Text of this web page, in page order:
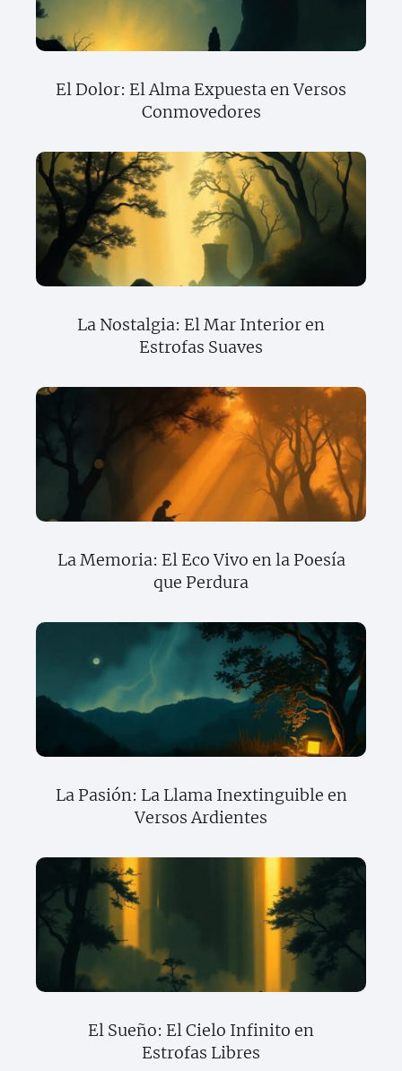
El Dolor: El Alma Expuesta en Versos
Conmovedores
La Nostalgia: El Mar Interior en
Estrofas Suaves
La Memoria: El Eco Vivo en la Poesía
que Perdura
La Pasión: La Llama Inextinguible en
Versos Ardientes
El Sueño: El Cielo Infinito en
Estrofas Libres